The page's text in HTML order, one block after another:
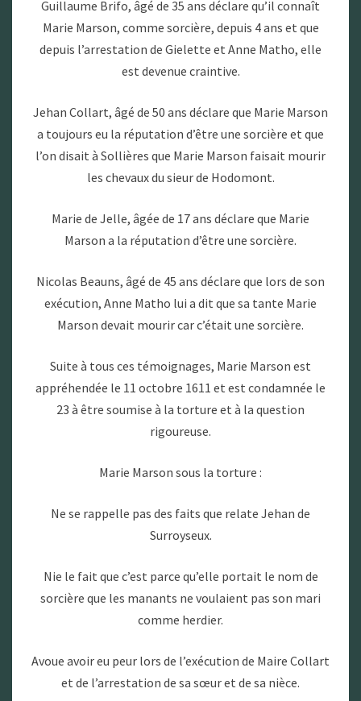
Guillaume Brifo, âgé de 35 ans déclare qu’il connaît
Marie Marson, comme sorcière, depuis 4 ans et que
depuis l’arrestation de Gielette et Anne Matho, elle
est devenue craintive.
Jehan Collart, âgé de 50 ans déclare que Marie Marson
a toujours eu la réputation d’être une sorcière et que
l’on disait à Sollières que Marie Marson faisait mourir
les chevaux du sieur de Hodomont.
Marie de Jelle, âgée de 17 ans déclare que Marie
Marson a la réputation d’être une sorcière.
Nicolas Beauns, âgé de 45 ans déclare que lors de son
exécution, Anne Matho lui a dit que sa tante Marie
Marson devait mourir car c’était une sorcière.
Suite à tous ces témoignages, Marie Marson est
appréhendée le 11 octobre 1611 et est condamnée le
23 à être soumise à la torture et à la question
rigoureuse.
Marie Marson sous la torture :
Ne se rappelle pas des faits que relate Jehan de
Surroyseux.
Nie le fait que c’est parce qu’elle portait le nom de
sorcière que les manants ne voulaient pas son mari
comme herdier.
Avoue avoir eu peur lors de l’exécution de Maire Collart
et de l’arrestation de sa sœur et de sa nièce.